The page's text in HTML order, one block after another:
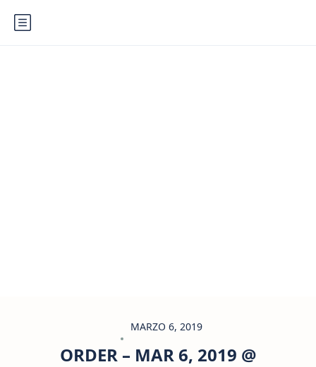
MARZO 6, 2019
ORDER – MAR 6, 2019 @